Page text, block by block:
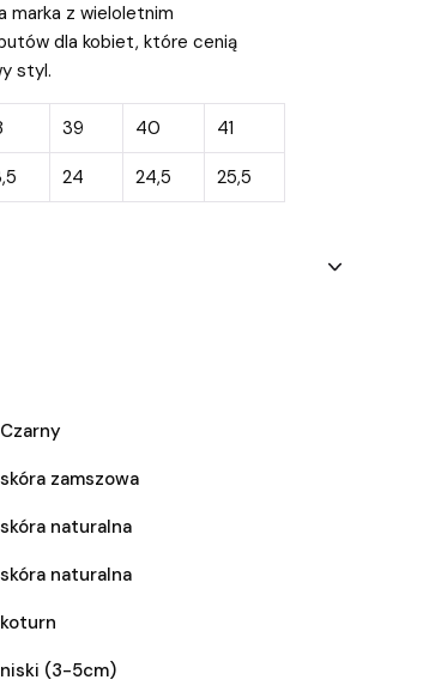
marka z wieloletnim
dla kobiet, które cenią
styl.
39 40 41
24 24,5 25,5
Czarny
skóra zamszowa
skóra naturalna
skóra naturalna
koturn
niski (3-5cm)